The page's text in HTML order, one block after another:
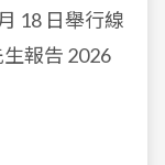
18 日舉行線
報告 2026